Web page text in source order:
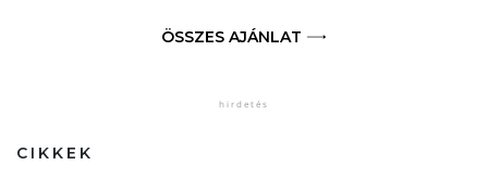
ÖSSZES AJÁNLAT
CIKKEK